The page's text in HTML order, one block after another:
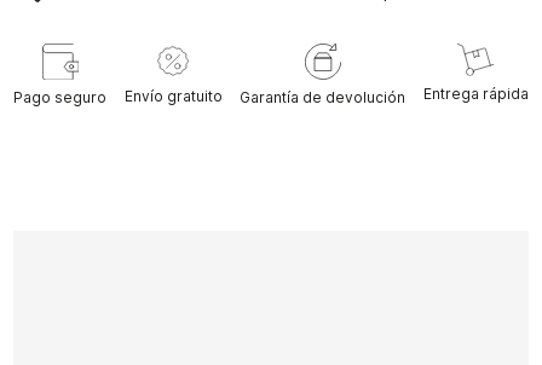
Pago seguro Envío gratuito Garantía de devolución Entrega rápida